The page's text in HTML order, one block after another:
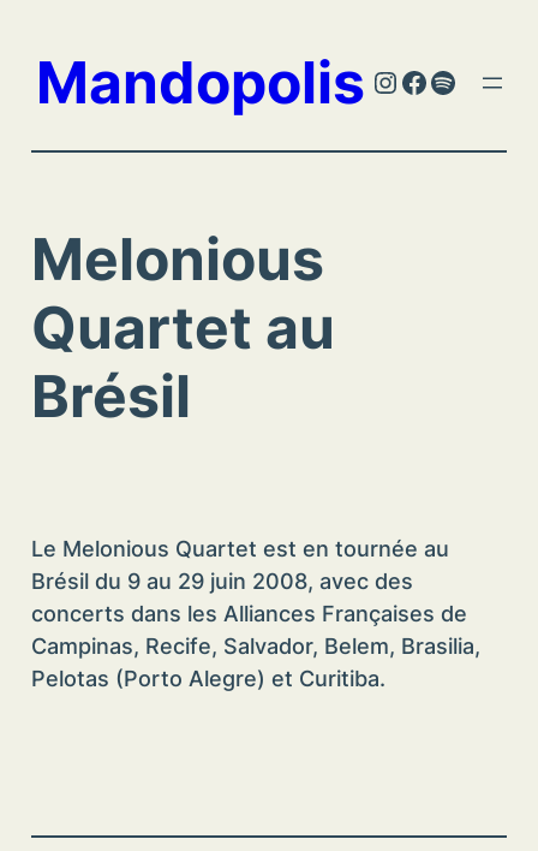
contenu
Mandopolis Instagram
Facebook
Spotify
Melonious
Quartet au
Brésil
Le Melonious Quartet est en tournée au
Brésil du 9 au 29 juin 2008, avec des
concerts dans les Alliances Françaises de
Campinas, Recife, Salvador, Belem, Brasilia,
Pelotas (Porto Alegre) et Curitiba.